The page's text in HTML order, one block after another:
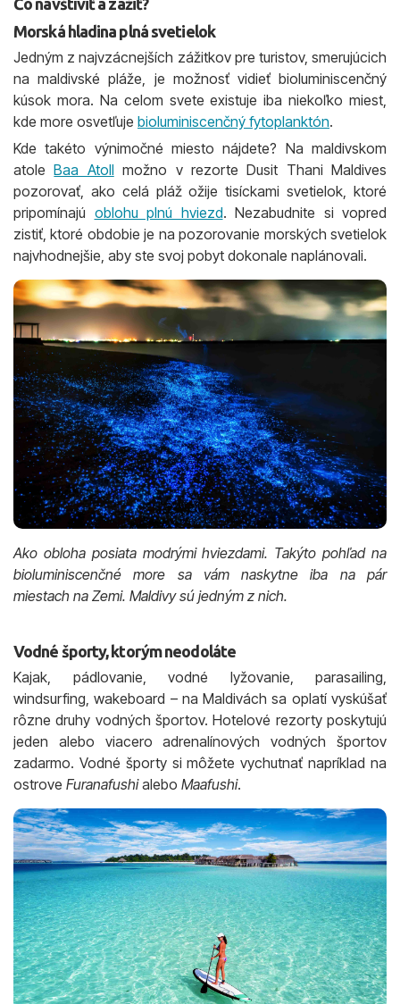
Morská hladina plná svetielok
Jedným z najvzácnejších zážitkov pre turistov, smerujúcich
na maldivské pláže, je možnosť vidieť bioluminiscenčný
kúsok mora. Na celom svete existuje iba niekoľko miest,
kde more osvetľuje bioluminiscenčný fytoplanktón.
Kde takéto výnimočné miesto nájdete? Na maldivskom
atoleBaa Atoll možno v rezorte Dusit Thani Maldives
pozorovať, ako celá pláž ožije tisíckami svetielok, ktoré
pripomínajú oblohu plnú hviezd. Nezabudnite si vopred
zistiť, ktoré obdobie je na pozorovanie morských svetielok
najvhodnejšie, aby ste svoj pobyt dokonale naplánovali.
Ako obloha posiata modrými hviezdami. Takýto pohľad na
bioluminiscenčné more sa vám naskytne iba na pár
miestach na Zemi. Maldivy sú jedným z nich.
Vodné športy, ktorým neodoláte
Kajak, pádlovanie, vodné lyžovanie, parasailing,
windsurfing, wakeboard – na Maldivách sa oplatí vyskúšať
rôzne druhy vodných športov. Hotelové rezorty poskytujú
jeden alebo viacero adrenalínových vodných športov
zadarmo. Vodné športy si môžete vychutnať napríklad na
ostrove Furanafushialebo Maafushi.